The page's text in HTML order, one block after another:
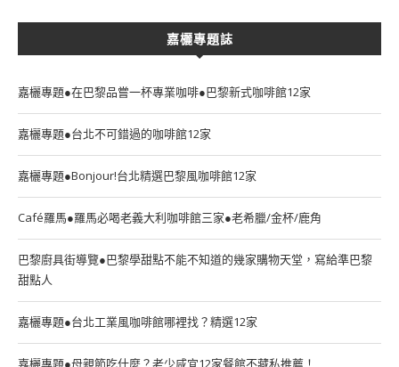
嘉欐專題誌
嘉欐專題●在巴黎品嘗一杯專業咖啡●巴黎新式咖啡館12家
嘉欐專題●台北不可錯過的咖啡館12家
嘉欐專題●Bonjour!台北精選巴黎風咖啡館12家
Café羅馬●羅馬必喝老義大利咖啡館三家●老希臘/金杯/鹿角
巴黎廚具街導覽●巴黎學甜點不能不知道的幾家購物天堂，寫給準巴黎
甜點人
嘉欐專題●台北工業風咖啡館哪裡找？精選12家
嘉欐專題●母親節吃什麼？老少咸宜12家餐館不藏私推薦！